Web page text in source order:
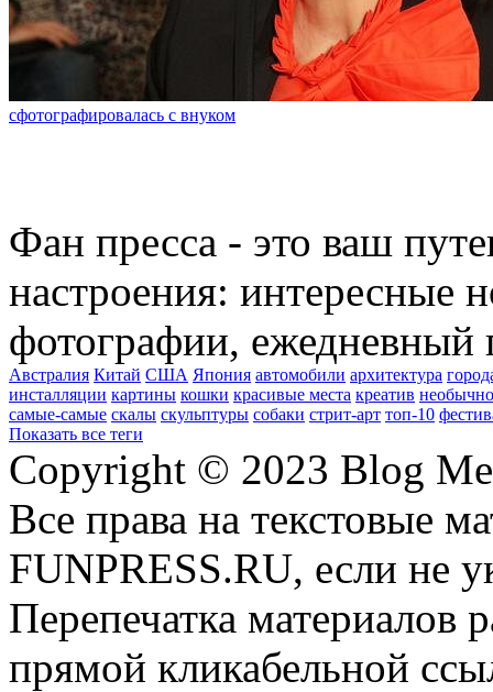
сфотографировалась с внуком
Фан пресса - это ваш
настроения: интересные
фотографии, ежедневный
Австралия Китай США Япония автомобили архитектура
инсталляции картины кошки красивые места креатив
самые-самые скалы скульптуры собаки стрит-арт топ-10
Показать все теги
Copyright © 2023 Blog
Все права на текстовые
FUNPRESS.RU, если не
Перепечатка материалов
прямой кликабельной